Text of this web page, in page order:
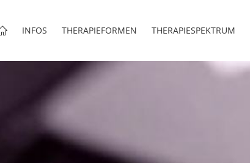
INFOS THERAPIEFORMEN THERAPIESPEKTRUM